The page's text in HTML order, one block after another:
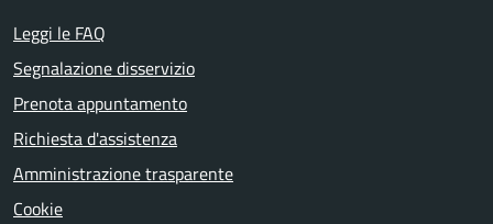
Leggi le FAQ
Segnalazione disservizio
Prenota appuntamento
Richiesta d'assistenza
Amministrazione trasparente
Cookie